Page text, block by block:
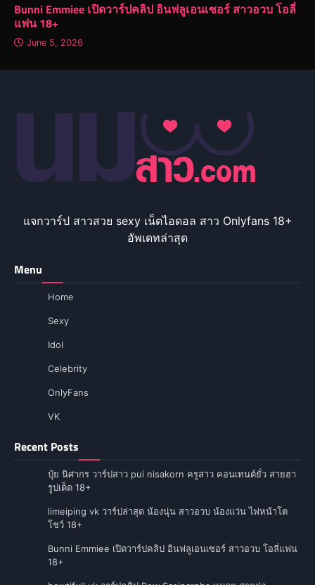
Bunni Emmiee เปิดวาร์ปคลิป อินฟลูเอนเซอร์ สาวอวบ โอลี่
แฟน 18+
June 5, 2026
แจกวาร์ป สาวสวย sexy เน็ตไอดอล สาว Onlyfans 18+
อัพเดทล่าสุด
Menu
Home
Sexy
Idol
Celebrity
OnlyFans
VK
Recent Posts
ปุ๋ย นิศากร วาร์ปสาว pui nisakorn ครูสาว คอนเทนต์ยั่ว สายฮา
รูปเด็ด 18+
limeiping vk วาร์ปล่าสุด น้องนุ่น สาวอวบ น้องแว่น ไฟหน้าโต
โชว์ 18+
Bunni Emmiee เปิดวาร์ปคลิป อินฟลูเอนเซอร์ สาวอวบ โอลี่แฟน
18+